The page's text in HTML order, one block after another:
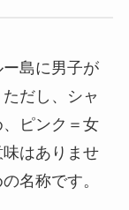
島に男子が
だし、シャ
ピンク＝女
はありませ
名称です。